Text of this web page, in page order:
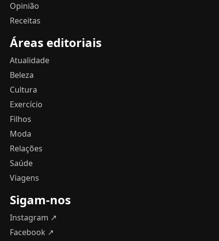
Opinião
Receitas
Áreas editoriais
Atualidade
Beleza
Cultura
Exercício
Filhos
Moda
Relações
Saúde
Viagens
Sigam-nos
Instagram ↗
Facebook ↗